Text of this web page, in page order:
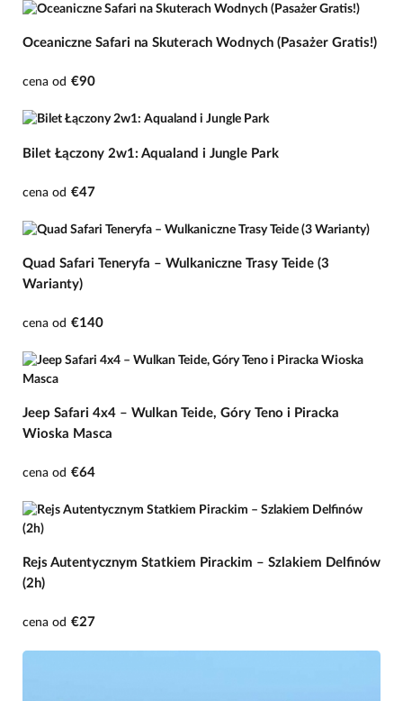
Oceaniczne Safari na Skuterach Wodnych (Pasażer Gratis!)
cena od €90
Bilet Łączony 2w1: Aqualand i Jungle Park
cena od €47
Quad Safari Teneryfa – Wulkaniczne Trasy Teide (3
Warianty)
cena od €140
Jeep Safari 4x4 – Wulkan Teide, Góry Teno i Piracka
Wioska Masca
cena od €64
Rejs Autentycznym Statkiem Pirackim – Szlakiem Delfinów
(2h)
cena od €27